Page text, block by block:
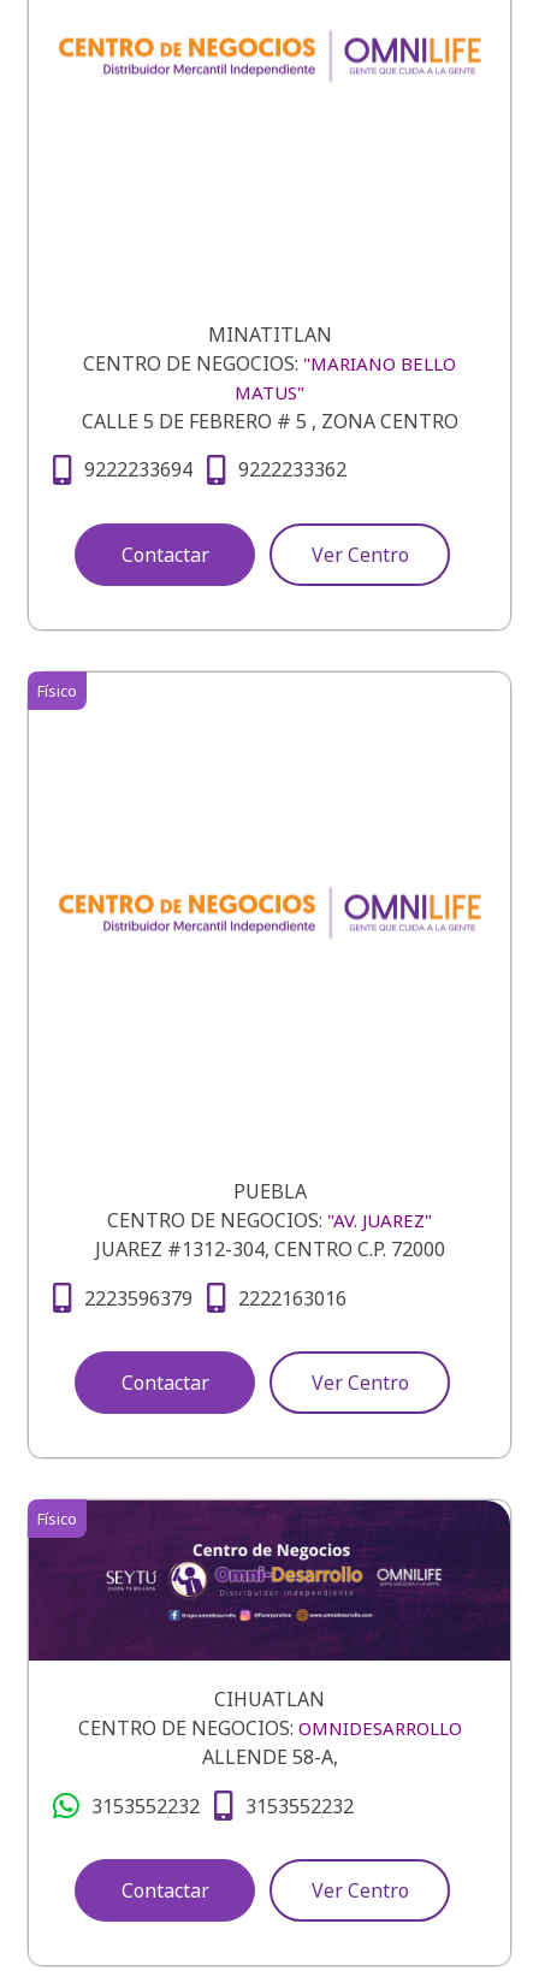
MINATITLAN
CENTRO DE NEGOCIOS: "MARIANO BELLO
MATUS"
CALLE 5 DE FEBRERO # 5 , ZONA CENTRO
9222233694
9222233362
Contactar Ver Centro
PUEBLA
Físico
CENTRO DE NEGOCIOS: "AV. JUAREZ"
JUAREZ #1312-304, CENTRO C.P. 72000
2223596379
2222163016
Contactar Ver Centro
CIHUATLAN
Físico
CENTRO DE NEGOCIOS: OMNIDESARROLLO
ALLENDE 58-A,
3153552232
3153552232
Contactar Ver Centro